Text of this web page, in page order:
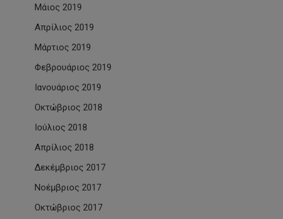
Μάιος 2019
Απρίλιος 2019
Μάρτιος 2019
Φεβρουάριος 2019
Ιανουάριος 2019
Οκτώβριος 2018
Ιούλιος 2018
Απρίλιος 2018
Δεκέμβριος 2017
Νοέμβριος 2017
Οκτώβριος 2017